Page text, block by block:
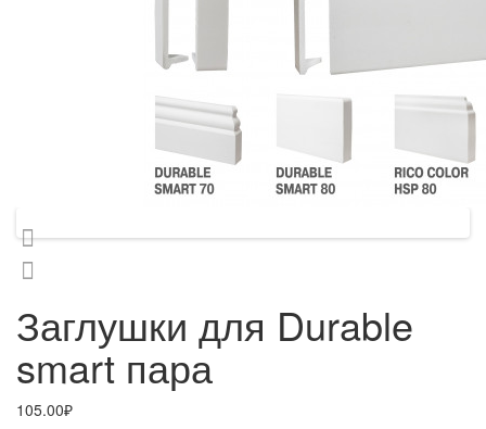
Заглушки для Durable
smart пара
105.00₽